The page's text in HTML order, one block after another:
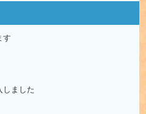
す
しました